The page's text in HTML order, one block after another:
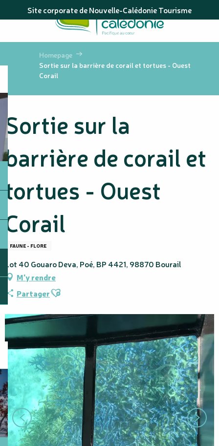
au
principal
Site corporate de Nouvelle-Calédonie Tourisme
Homepage
Sortie sur la barrière de corail et tortues - Ouest
Corail
Sortie sur la
barrière de corail et
tortues - Ouest
Corail
FAUNE - FLORE
Lot 40 Gouaro Deva, Poé, BP 4421, 98870 Bourail
M'y rendre
PartagerAjouter aux favoris